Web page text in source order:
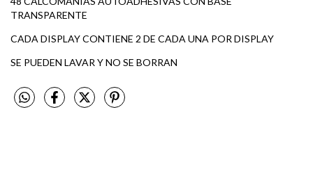
TRANSPARENTE
CADA DISPLAY CONTIENE 2 DE CADA UNA POR DISPLAY
SE PUEDEN LAVAR Y NO SE BORRAN